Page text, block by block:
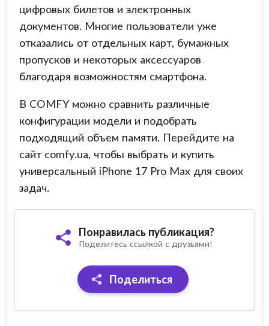
цифровых билетов и электронных
документов. Многие пользователи уже
отказались от отдельных карт, бумажных
пропусков и некоторых аксессуаров
благодаря возможностям смартфона.
В COMFY можно сравнить различные
конфигурации модели и подобрать
подходящий объем памяти. Перейдите на
сайт comfy.ua, чтобы выбрать и купить
универсальный iPhone 17 Pro Max для своих
задач.
Понравилась публикация?
Поделитесь ссылкой с друзьями!
Поделиться